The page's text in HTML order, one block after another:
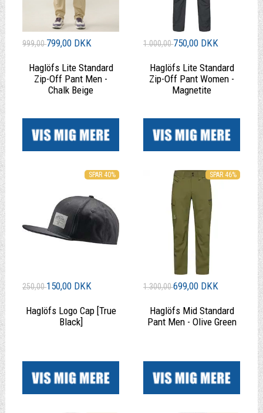
999,00799,00 DKK
Haglöfs Lite Standard
Zip-Off Pant Men -
Chalk Beige
1.000,00750,00 DKK
Haglöfs Lite Standard
Zip-Off Pant Women -
Magnetite
SPAR 40%
250,00150,00 DKK
Haglöfs Logo Cap [True
Black]
SPAR 46%
1.300,00699,00 DKK
Haglöfs Mid Standard
Pant Men - Olive Green